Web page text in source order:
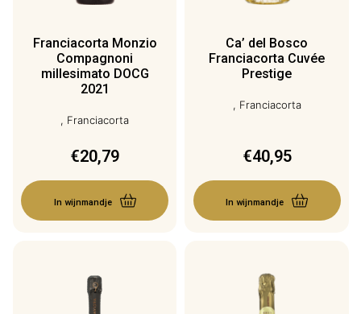
Franciacorta Monzio
Compagnoni
millesimato DOCG
2021
, Franciacorta
€20,79
In wijnmandje
Ca’ del Bosco
Franciacorta Cuvée
Prestige
, Franciacorta
€40,95
In wijnmandje